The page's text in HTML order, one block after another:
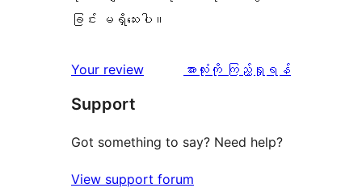
ခြင်း မရှိသေးပါ။
Your review
သုံးသပ်
အားလုံးကို ကြည့်ရှုရန်
Support
Got something to say? Need help?
View support forum